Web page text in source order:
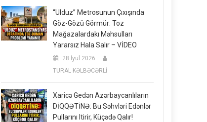
“Ulduz” Metrosunun Çıxışında
Göz-Gözü Görmür: Toz
Mağazalardakı Məhsulları
Yararsız Hala Salır – VİDEO
28 İyul 2026
TURAL KƏLBƏCƏRLİ
Xaricə Gedən Azərbaycanlıların
DİQQƏTİNƏ: Bu Səhvləri Edənlər
Pullarını Itirir, Küçədə Qalır!